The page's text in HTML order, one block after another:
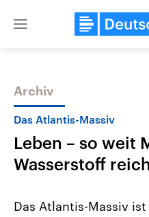
Close
Themen
Archiv
Das Atlantis-Massiv
Leben – so weit
Wasserstoff
Das Atlantis-Massiv